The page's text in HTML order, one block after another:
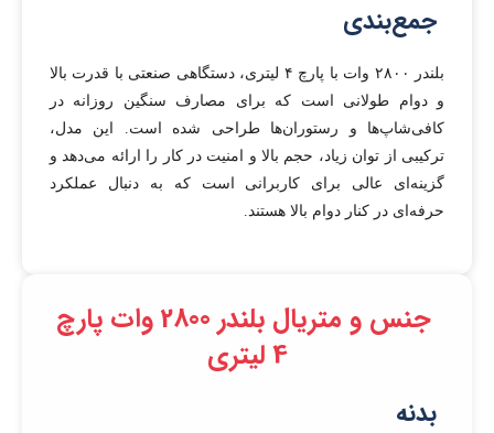
جمع‌بندی
بلندر ۲۸۰۰ وات با پارچ ۴ لیتری، دستگاهی صنعتی با قدرت بالا
و دوام طولانی است که برای مصارف سنگین روزانه در
کافی‌شاپ‌ها و رستوران‌ها طراحی شده است. این مدل،
ترکیبی از توان زیاد، حجم بالا و امنیت در کار را ارائه می‌دهد و
گزینه‌ای عالی برای کاربرانی است که به دنبال عملکرد
حرفه‌ای در کنار دوام بالا هستند.
جنس و متریال بلندر 2800 وات پارچ
4 لیتری
بدنه